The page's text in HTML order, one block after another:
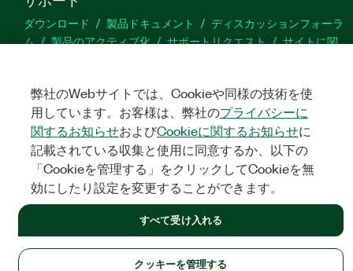
ダウンロード 製品ドキュメント
ディスカッションフォーラ
ム
製品のアクティブ化 サポートリクエスト
サイトに関
TwitterYouTube
NATIONAL INSTRUMENTS CORP. ALL RIGHTS RESERVED.
弊社のWebサイトでは、Cookieや同様の技術を使
用しています。お客様は、弊社のプライバシーに
関するお知らせおよびCookieに関するお知らせに
記載されている収集と使用に同意するか、以下の
「Cookieを管理する」をクリックしてCookieを無
効にしたり設定を変更することができます。
クッキーを管理する
すべて受け入れる